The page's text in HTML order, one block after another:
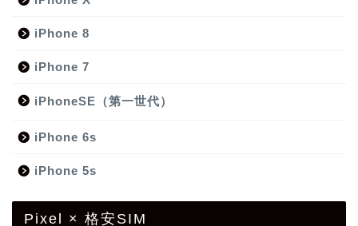
iPhone 8
iPhone 7
iPhoneSE（第一世代）
iPhone 6s
iPhone 5s
Pixel × 格安SIM